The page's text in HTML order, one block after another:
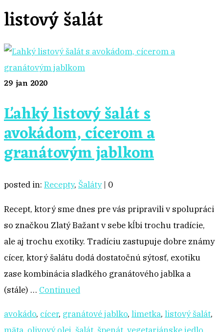
listový šalát
29 jan 2020
Ľahký listový šalát s
avokádom, cícerom a
granátovým jablkom
posted in: Recepty, Šaláty | 0
Recept, ktorý sme dnes pre vás pripravili v spolupráci
so značkou Zlatý Bažant v sebe kĺbi trochu tradície,
ale aj trochu exotiky. Tradíciu zastupuje dobre známy
cícer, ktorý šalátu dodá dostatočnú sýtosť, exotiku
zase kombinácia sladkého granátového jablka a
(stále) … Continued
avokádo, cícer, granátové jablko, limetka, listový šalát,